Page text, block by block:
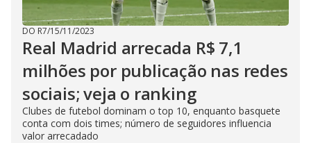
DO R7/15/11/2023
Real Madrid arrecada R$ 7,1
milhões por publicação nas redes
sociais; veja o ranking
Clubes de futebol dominam o top 10, enquanto basquete
conta com dois times; número de seguidores influencia
valor arrecadado